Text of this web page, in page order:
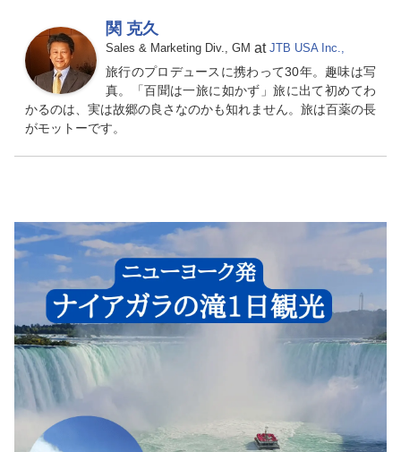
関 克久
Sales & Marketing Div., GM at JTB USA Inc.,
旅行のプロデュースに携わって30年。趣味は写
真。「百聞は一旅に如かず」旅に出て初めてわ
かるのは、実は故郷の良さなのかも知れません。旅は百薬の長
がモットーです。